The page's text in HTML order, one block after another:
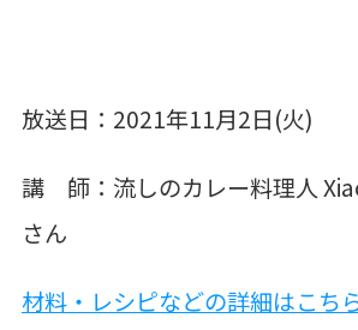
放送日：2021年11月2日(火)
講 師：流しのカレー料理人
さん
材料・レシピなどの詳細はこち